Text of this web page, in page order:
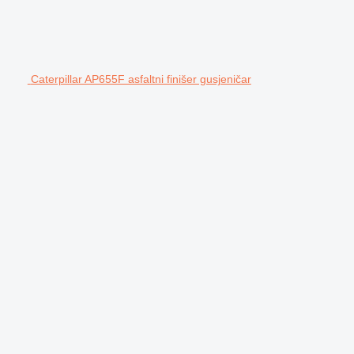
Caterpillar AP655F asfaltni finišer gusjeničar